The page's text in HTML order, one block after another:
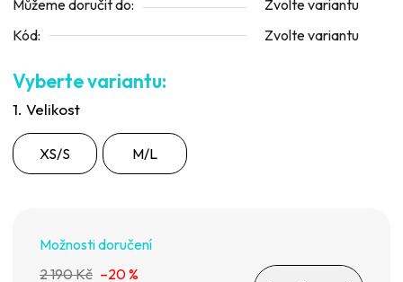
Můžeme doručit do:
Zvolte variantu
Kód:
Zvolte variantu
1. Velikost
XS/S M/L
Možnosti doručení
2 190 Kč –20 %